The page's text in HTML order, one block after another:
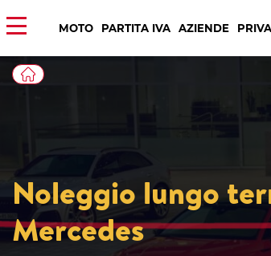
MOTO PARTITA IVA AZIENDE
Noleggio lungo
Mercedes